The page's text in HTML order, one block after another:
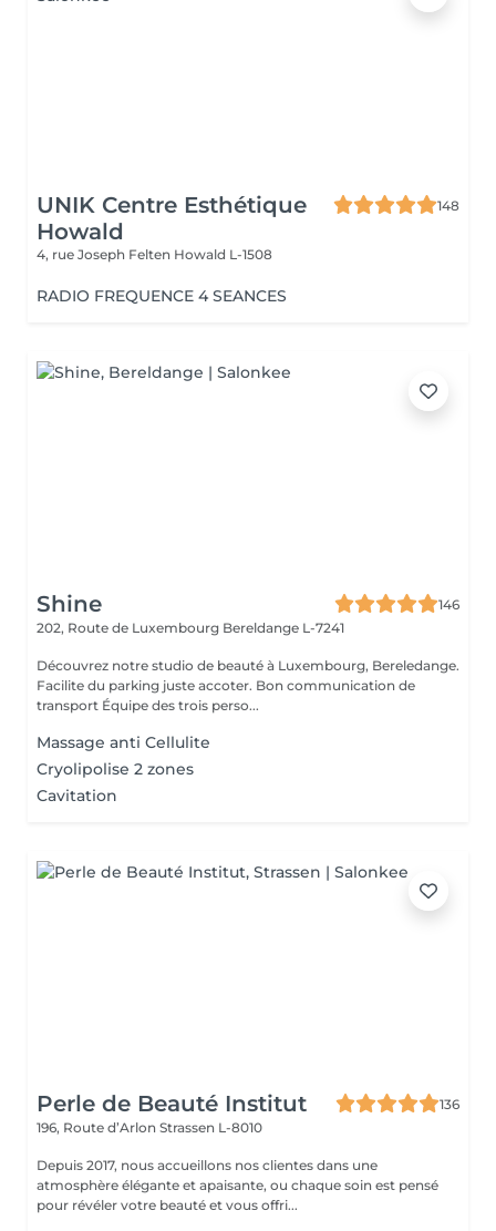
UNIK Centre Esthétique
Howald
148
4, rue Joseph Felten Howald L-1508
RADIO FREQUENCE 4 SEANCES
Shine
146
202, Route de Luxembourg Bereldange L-7241
Découvrez notre studio de beauté à Luxembourg, Bereledange.
Facilite du parking juste accoter. Bon communication de
transport Équipe des trois perso...
Massage anti Cellulite
Cryolipolise 2 zones
Cavitation
Perle de Beauté Institut
136
196, Route d’Arlon Strassen L-8010
Depuis 2017, nous accueillons nos clientes dans une
atmosphère élégante et apaisante, ou chaque soin est pensé
pour révéler votre beauté et vous offri...